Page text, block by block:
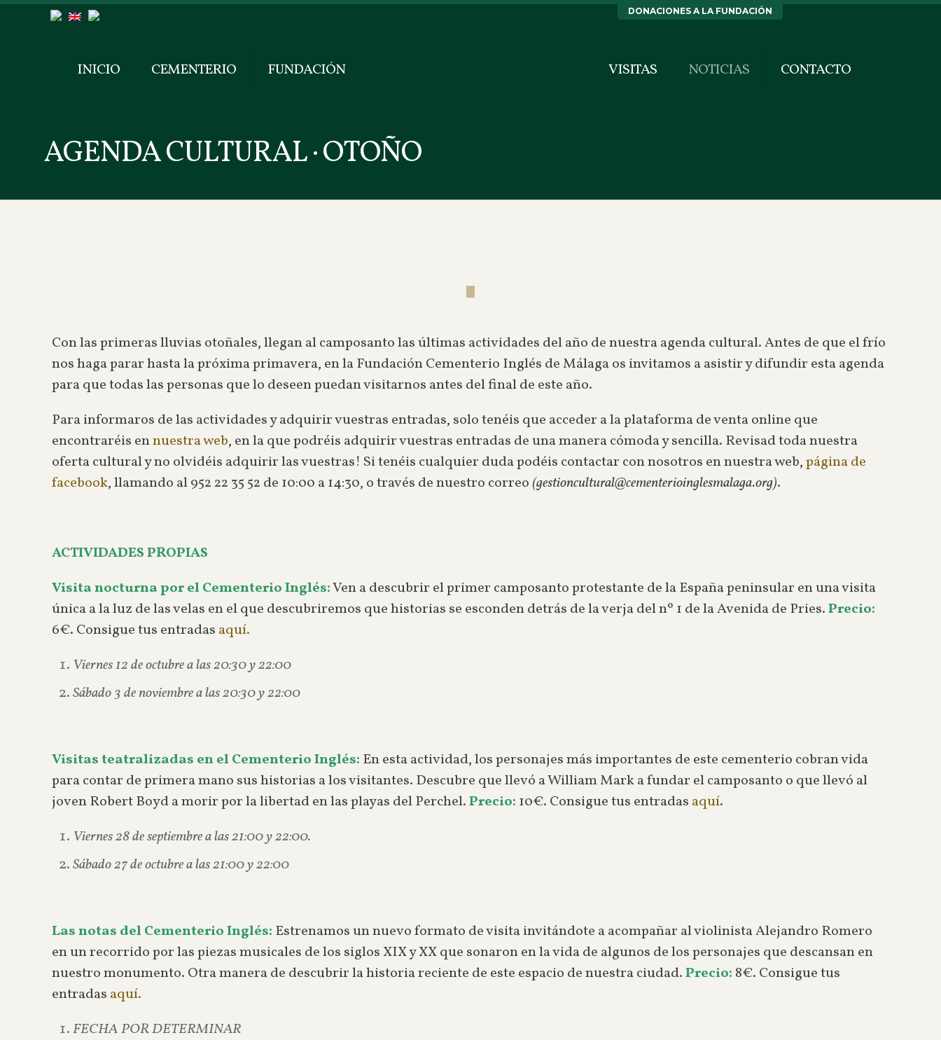
DONACIONES A LA FUNDACIÓN
INICIO CEMENTERIO FUNDACIÓN VISITAS NOTICIAS CONTACTO
AGENDA CULTURAL · OTOÑO
Con las primeras lluvias otoñales, llegan al camposanto las últimas actividades del año de nuestra agenda cultural. Antes de que el frío
nos haga parar hasta la próxima primavera, en la Fundación Cementerio Inglés de Málaga os invitamos a asistir y difundir esta agenda
para que todas las personas que lo deseen puedan visitarnos antes del final de este año.
Para informaros de las actividades y adquirir vuestras entradas, solo tenéis que acceder a la plataforma de venta online que
encontraréis ennuestra web, en la que podréis adquirir vuestras entradas de una manera cómoda y sencilla. Revisad toda nuestra
oferta cultural y no olvidéis adquirir las vuestras! Si tenéis cualquier duda podéis contactar con nosotros en nuestra web,página de
facebook, llamando al 952 22 35 52 de 10:00 a 14:30, o través de nuestro correo (gestioncultural@cementerioinglesmalaga.org).
ACTIVIDADES PROPIAS
Visita nocturna por el Cementerio Inglés:Ven a descubrir el primer camposanto protestante de la España peninsular en una visita
única a la luz de las velas en el que descubriremos que historias se esconden detrás de la verja del nº 1 de la Avenida de Pries.Precio:
6€. Consigue tus entradas aquí.
Viernes 12 de octubre a las 20:30 y 22:00
Sábado 3 de noviembre a las 20:30 y 22:00
Visitas teatralizadas en el Cementerio Inglés: En esta actividad, los personajes más importantes de este cementerio cobran vida
para contar de primera mano sus historias a los visitantes. Descubre que llevó a William Mark a fundar el camposanto o que llevó al
joven Robert Boyd a morir por la libertad en las playas del Perchel.Precio: 10€. Consigue tus entradas aquí.
Viernes 28 de septiembre a las 21:00 y 22:00.
Sábado 27 de octubre a las 21:00 y 22:00
Las notas del Cementerio Inglés: Estrenamos un nuevo formato de visita invitándote a acompañar al violinista Alejandro Romero
en un recorrido por las piezas musicales de los siglos XIX y XX que sonaron en la vida de algunos de los personajes que descansan en
nuestro monumento. Otra manera de descubrir la historia reciente de este espacio de nuestra ciudad.Precio: 8€. Consigue tus
entradas aquí.
FECHA POR DETERMINAR